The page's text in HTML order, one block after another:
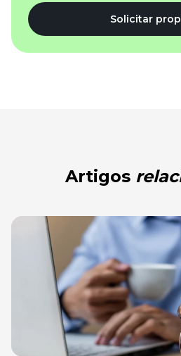
Solicitar
Artigos